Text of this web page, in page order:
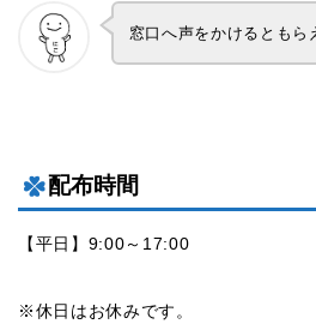
窓口へ声をかけるともら
配布時間
【平日】9:00～17:00
※休日はお休みです。